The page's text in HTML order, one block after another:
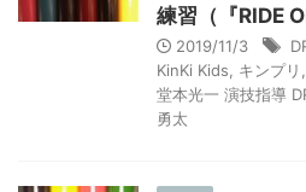
練習（『RIDE
2019/11/3
KinKi Kids
キンプリ
堂本光一 演技指導
勇太